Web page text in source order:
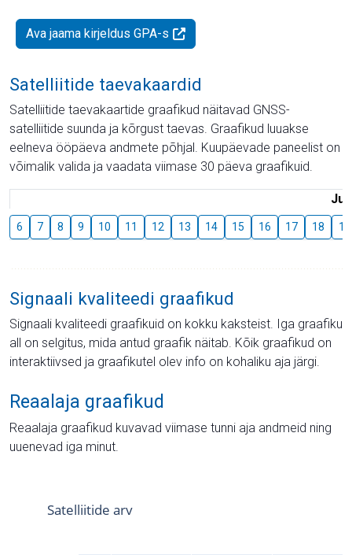
Ava jaama kirjeldus GPA-s
Satelliitide taevakaardid
Satelliitide taevakaartide graafikud näitavad GNSS-
satelliitide suunda ja kõrgust taevas. Graafikud luuakse
eelneva ööpäeva andmete põhjal. Kuupäevade paneelist on
võimalik valida ja vaadata viimase 30 päeva graafikuid.
6 7 8 9 10 11 12 13 14 15 16 17 18 19
Signaali kvaliteedi graafikud
Signaali kvaliteedi graafikuid on kokku kaksteist. Iga graafiku
all on selgitus, mida antud graafik näitab. Kõik graafikud on
interaktiivsed ja graafikutel olev info on kohaliku aja järgi.
Reaalaja graafikud
Reaalaja graafikud kuvavad viimase tunni aja andmeid ning
uuenevad iga minut.